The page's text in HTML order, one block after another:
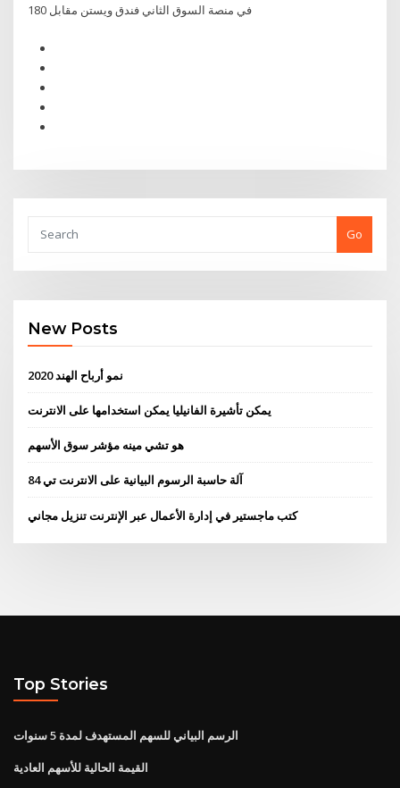
في منصة السوق الثاني فندق ويستن مقابل 180
Go
New Posts
نمو أرباح الهند 2020
يمكن تأشيرة الفانيليا يمكن استخدامها على الانترنت
هو تشي مينه مؤشر سوق الأسهم
آلة حاسبة الرسوم البيانية على الانترنت تي 84
كتب ماجستير في إدارة الأعمال عبر الإنترنت تنزيل مجاني
Top Stories
الرسم البياني للسهم المستهدف لمدة 5 سنوات
القيمة الحالية للأسهم العادية